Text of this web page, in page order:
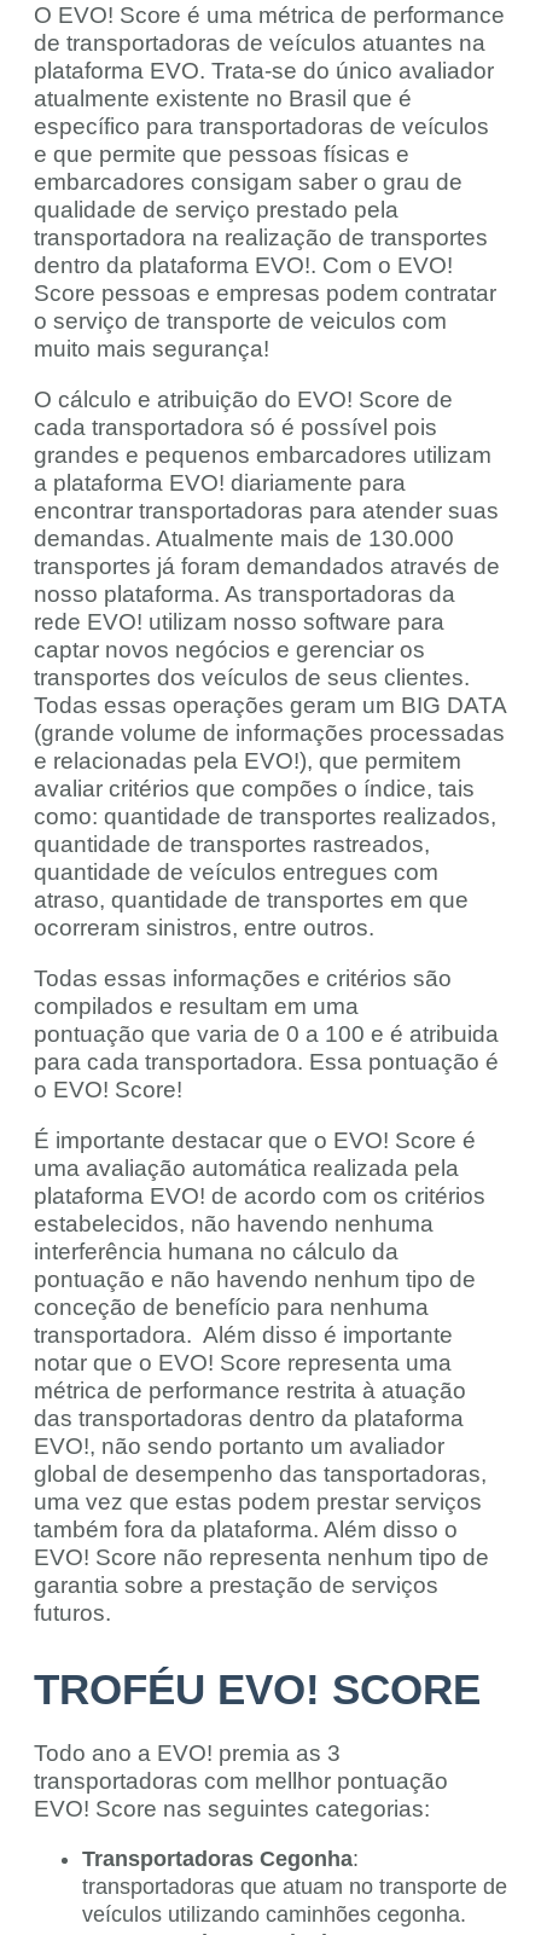
O EVO! Score é uma métrica de performance
de transportadoras de veículos atuantes na
plataforma EVO. Trata-se do único avaliador
atualmente existente no Brasil que é
específico para transportadoras de veículos
e que permite que pessoas físicas e
embarcadores consigam saber o grau de
qualidade de serviço prestado pela
transportadora na realização de transportes
dentro da plataforma EVO!. Com o EVO!
Score pessoas e empresas podem contratar
o serviço de transporte de veiculos com
muito mais segurança!
O cálculo e atribuição do EVO! Score de
cada transportadora só é possível pois
grandes e pequenos embarcadores utilizam
a plataforma EVO! diariamente para
encontrar transportadoras para atender suas
demandas. Atualmente mais de 130.000
transportes já foram demandados através de
nosso plataforma. As transportadoras da
rede EVO! utilizam nosso software para
captar novos negócios e gerenciar os
transportes dos veículos de seus clientes.
Todas essas operações geram um BIG DATA
(grande volume de informações processadas
e relacionadas pela EVO!), que permitem
avaliar critérios que compões o índice, tais
como: quantidade de transportes realizados,
quantidade de transportes rastreados,
quantidade de veículos entregues com
atraso, quantidade de transportes em que
ocorreram sinistros, entre outros.
Todas essas informações e critérios são
compilados e resultam em uma
pontuação que varia de 0 a 100 e é atribuida
para cada transportadora. Essa pontuação é
o EVO! Score!
É importante destacar que o EVO! Score é
uma avaliação automática realizada pela
plataforma EVO! de acordo com os critérios
estabelecidos, não havendo nenhuma
interferência humana no cálculo da
pontuação e não havendo nenhum tipo de
conceção de benefício para nenhuma
transportadora. Além disso é importante
notar que o EVO! Score representa uma
métrica de performance restrita à atuação
das transportadoras dentro da plataforma
EVO!, não sendo portanto um avaliador
global de desempenho das tansportadoras,
uma vez que estas podem prestar serviços
também fora da plataforma. Além disso o
EVO! Score não representa nenhum tipo de
garantia sobre a prestação de serviços
futuros.
TROFÉU EVO! SCORE
Todo ano a EVO! premia as 3
transportadoras com mellhor pontuação
EVO! Score nas seguintes categorias:
Transportadoras Cegonha:
transportadoras que atuam no transporte de
veículos utilizando caminhões cegonha.